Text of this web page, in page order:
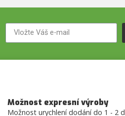
Možnost expresní výroby
Možnost urychlení dodání do 1 - 2